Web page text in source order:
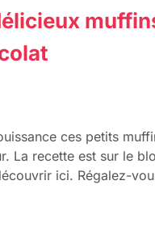
ces petits
La recette est sur le
ici. Régalez-